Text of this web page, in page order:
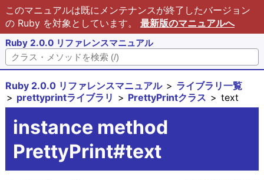
このマニュアルは既にメンテナンスが終了したバージョン
の Ruby を対象としています。 最新版のマニュアルへ
Ruby 2.0.0 リファレンスマニュアル
Ruby 2.0.0 リファレンスマニュアル
ライブラリ一覧
prettyprintライブラリ
PrettyPrintクラス text
instance method
PrettyPrint#text